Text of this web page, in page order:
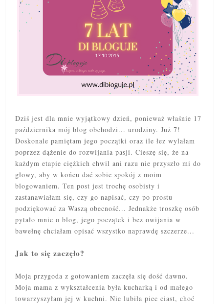
Dziś jest dla mnie wyjątkowy dzień, ponieważ właśnie 17
października mój blog obchodzi... urodziny. Już 7!
Doskonale pamiętam jego początki oraz ile łez wylałam
poprzez dążenie do rozwijania pasji. Cieszę się, że na
każdym etapie ciężkich chwil ani razu nie przyszło mi do
głowy, aby w końcu dać sobie spokój z moim
blogowaniem. Ten post jest trochę osobisty i
zastanawiałam się, czy go napisać, czy po prostu
podziękować za Waszą obecność... Jednakże troszkę osób
pytało mnie o blog, jego początek i bez owijania w
bawełnę chciałam opisać wszystko naprawdę szczerze...
Jak to się zaczęło?
Moja przygoda z gotowaniem zaczęła się dość dawno.
Moja mama z wykształcenia była kucharką i od małego
towarzyszyłam jej w kuchni. Nie lubiła piec ciast, choć